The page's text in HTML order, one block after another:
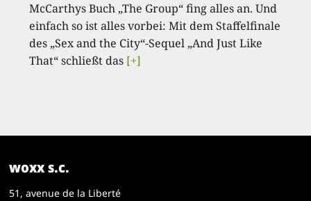
McCarthys Buch „The Group“ fing alles an. Und
einfach so ist alles vorbei: Mit dem Staffelfinale
des „Sex and the City“-Sequel „And Just Like
That“ schließt das [+]
woxx s.c.
51, avenue de la Liberté